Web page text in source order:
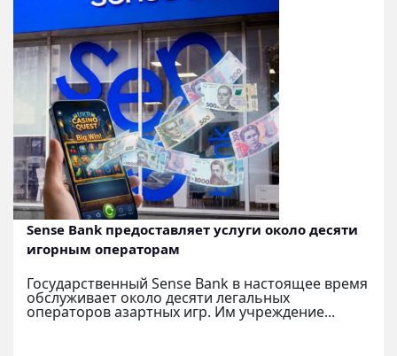
Sense Bank предоставляет услуги около десяти
игорным операторам
Государственный Sense Bank в настоящее время
обслуживает около десяти легальных
операторов азартных игр. Им учреждение...